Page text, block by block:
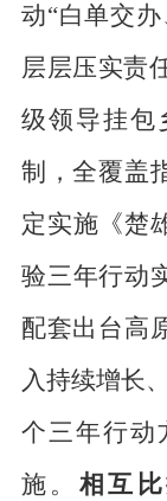
动“白单交
层层压实责
级领导挂包
制，全覆盖
定实施《楚
验三年行动
配套出台高
入持续增长
个三年行动
施。 相互